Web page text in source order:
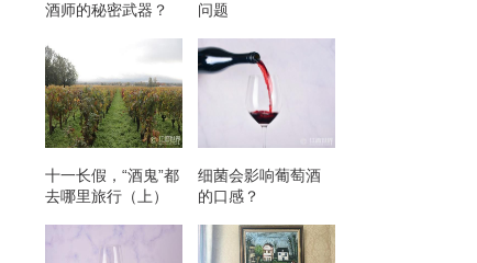
酒师的秘密武器？
问题
十一长假，“酒鬼”都
去哪里旅行（上）
细菌会影响葡萄酒
的口感？